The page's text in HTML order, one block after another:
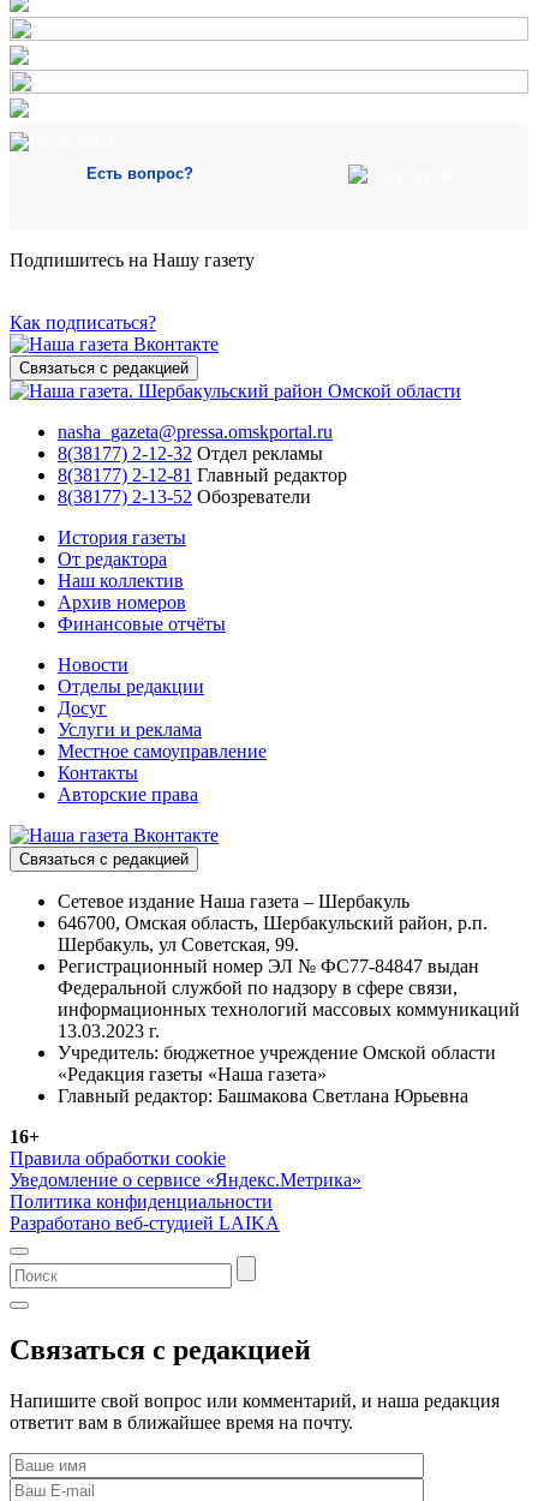
Есть вопрос?
Подпишитесь на Нашу газету
Как подписаться?
Связаться с редакцией
nasha_gazeta@pressa.omskportal.ru
8(38177) 2-12-32 Отдел рекламы
8(38177) 2-12-81 Главный редактор
8(38177) 2-13-52 Обозреватели
История газеты
От редактора
Наш коллектив
Архив номеров
Финансовые отчёты
Новости
Отделы редакции
Досуг
Услуги и реклама
Местное самоуправление
Контакты
Авторские права
Связаться с редакцией
Сетевое издание Наша газета – Шербакуль
646700, Омская область, Шербакульский район, р.п.
Шербакуль, ул Советская, 99.
Регистрационный номер ЭЛ № ФС77-84847 выдан
Федеральной службой по надзору в сфере связи,
информационных технологий массовых коммуникаций
13.03.2023 г.
Учредитель: бюджетное учреждение Омской области
«Редакция газеты «Наша газета»
Главный редактор: Башмакова Светлана Юрьевна
16+
Правила обработки cookie
Уведомление о сервисе «Яндекс.Метрика»
Политика конфиденциальности
Разработано веб-студией LAIKA
Связаться с редакцией
Напишите свой вопрос или комментарий, и наша редакция
ответит вам в ближайшее время на почту.